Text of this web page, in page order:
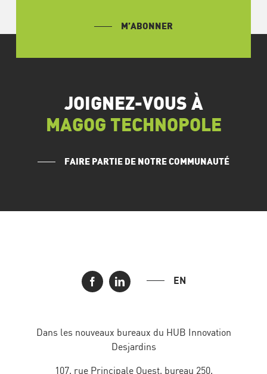
M’ABONNER
JOIGNEZ-VOUS À
MAGOG TECHNOPOLE
FAIRE PARTIE DE NOTRE COMMUNAUTÉ
EN
Dans les nouveaux bureaux du HUB Innovation
Desjardins
107, rue Principale Ouest, bureau 250,